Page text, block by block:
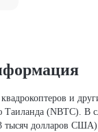
(NBTC). В
тысяч долларов США).